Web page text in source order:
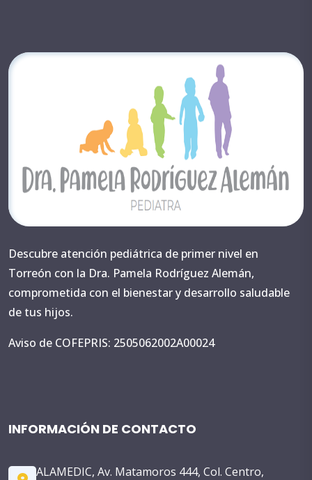
Descubre atención pediátrica de primer nivel en
Torreón con la Dra. Pamela Rodríguez Alemán,
comprometida con el bienestar y desarrollo saludable
de tus hijos.
Aviso de COFEPRIS: 2505062002A00024
INFORMACIÓN DE CONTACTO
ALAMEDIC, Av. Matamoros 444, Col. Centro,